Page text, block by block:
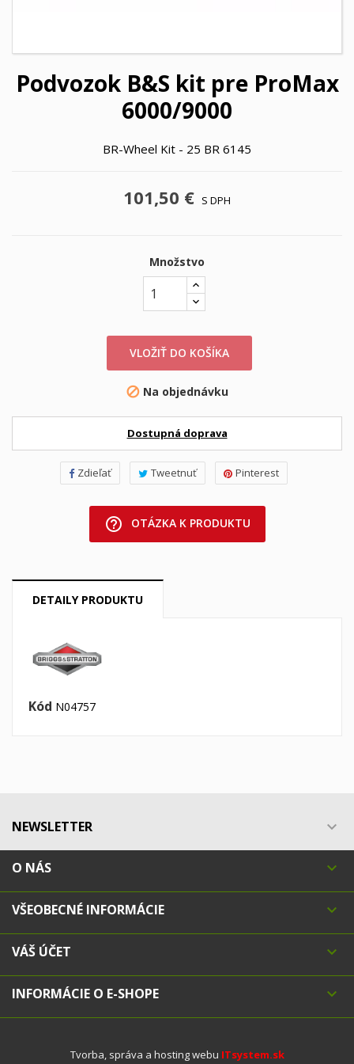
Podvozok B&S kit pre ProMax
6000/9000
BR-Wheel Kit - 25 BR 6145
101,50 € S DPH
Množstvo
VLOŽIŤ DO KOŠÍKA
 Na objednávku
Dostupná doprava
Zdieľať Tweetnuť Pinterest
help_outline OTÁZKA K PRODUKTU
DETAILY PRODUKTU
Kód N04757
NEWSLETTER 
O NÁS 
VŠEOBECNÉ INFORMÁCIE 
VÁŠ ÚČET 
INFORMÁCIE O E-SHOPE 
Tvorba, správa a hosting webu ITsystem.sk